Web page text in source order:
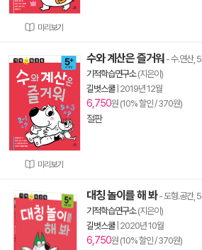
미리보기
미리보기
수와 계산은 즐거워 - 수.연산,
기적학습연구소(지은이)
길벗스쿨| 2019년 12월
6,750원 (10% 할인 / 370원)
절판
대칭 놀이를 해 봐- 도형.공간,
기적학습연구소(지은이)
길벗스쿨| 2020년 10월
6,750원 (10% 할인 / 370원)